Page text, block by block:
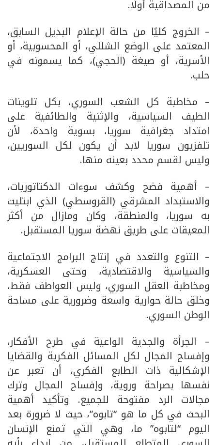
من المصداقية أولًا.
– الخروج كليًا من حالة الإعلام البديل السابق،
المعتمد على الوضع الشللي، أو المحسوبية، أو
الأسرية، أو صيغة (الحجي)، كما يسمونه في
حلب.
– مخاطبة كل الشعب السوري، بكل تلوينات
الطيف السياسية، والإثنية والطائفية على
امتداد جغرافية سوريا، بسوية واحدة، لأن
تلفزيون سوريا لابد أن يكون لكل السوريين،
وليس لقسم محدد بعينه منها.
– أهمية فضح وكشف سوءات الدكتاتوريات،
والاستبداد المشرقي (القروسطي) الذي ابتليت
به سوريا، والمنطقة، وكان ومازال من أكثر
المعيقات على طريق نهضة سوريا المستقبل.
– التنوع والتعدد في إنتاج البرامج الاجتماعية
والسياسية والاقتصادية، وحتى العسكرية،
ومخاطبة العقل السوري، وليس العواطف فقط،
وخلق حالة حوارية واسعة وضرورية على مساحة
الوطن السوري.
– الجرأة والجدية الواعية في طرح الأفكار،
وإفساح المجال لكل المسائل الفكرية والقضايا
الإشكالية ذات الطابع الفكري، أن تعبر عن
نفسها بصراحة وروية، وإفساح المجال وترك
مجالات الرد مفتوحة للجميع. وتأكيد أهمية
البحث في كل ما هو “تابوه”، حيث لا ضرورة بعد
اليوم “لتابوه” ما، وهي التي تمنع الإنسان